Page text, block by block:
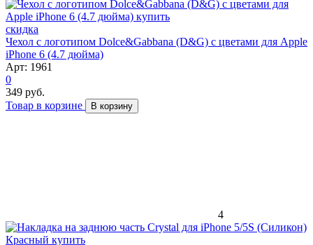
скидка
Чехол с логотипом Dolce&Gabbana (D&G) с цветами для Apple
iPhone 6 (4.7 дюйма)
Арт: 1961
0
349 руб.
Товар в корзине
В корзину
4